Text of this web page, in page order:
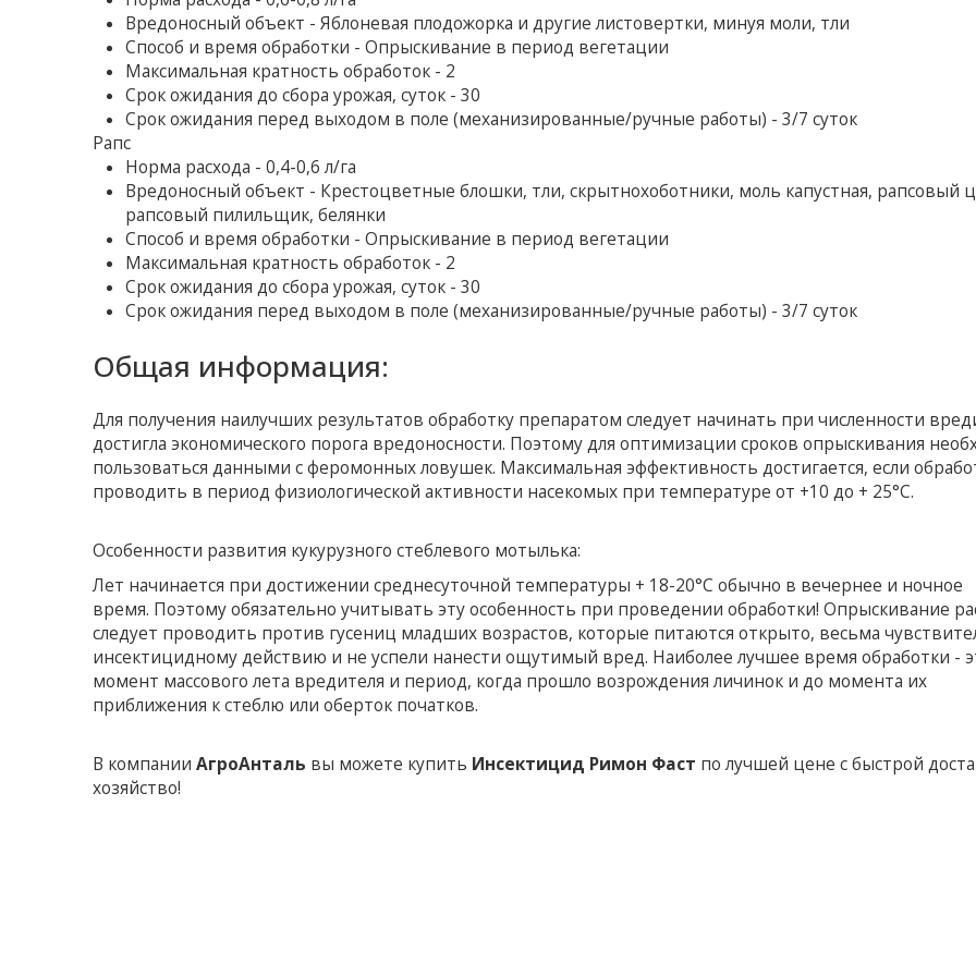
Вредоносный объект - Яблоневая плодожорка и другие листовертки, минуя моли, тли
Способ и время обработки - Опрыскивание в период вегетации
Максимальная кратность обработок - 2
Срок ожидания до сбора урожая, суток - 30
Срок ожидания перед выходом в поле (механизированные/ручные работы) - 3/7 суток
Рапс
Норма расхода - 0,4-0,6 л/га
Вредоносный объект - Крестоцветные блошки, тли, скрытнохоботники, моль капустная, рапсовый
рапсовый пилильщик, белянки
Способ и время обработки - Опрыскивание в период вегетации
Максимальная кратность обработок - 2
Срок ожидания до сбора урожая, суток - 30
Срок ожидания перед выходом в поле (механизированные/ручные работы) - 3/7 суток
Общая информация:
Для получения наилучших результатов обработку препаратом следует начинать при численности
достигла экономического порога вредоносности. Поэтому для оптимизации сроков опрыскивания
пользоваться данными с феромонных ловушек. Максимальная эффективность достигается, если
проводить в период физиологической активности насекомых при температуре от +10 до + 25°С.
Особенности развития кукурузного стеблевого мотылька:
Лет начинается при достижении среднесуточной температуры + 18-20°С обычно в вечернее и ночное
время. Поэтому обязательно учитывать эту особенность при проведении обработки! Опрыскивание
следует проводить против гусениц младших возрастов, которые питаются открыто, весьма
инсектицидному действию и не успели нанести ощутимый вред. Наиболее лучшее время обработки -
момент массового лета вредителя и период, когда прошло возрождения личинок и до момента их
приближения к стеблю или оберток початков.
В компанииАгроАнталь вы можете купить Инсектицид Римон Фаст по лучшей цене с быстрой
хозяйство!